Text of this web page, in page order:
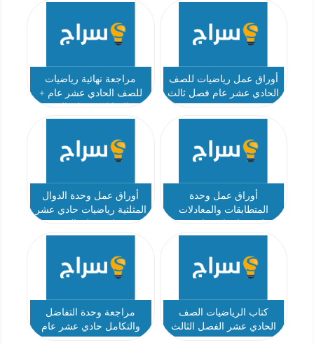
أوراق عمل رياضيات للصف
الحادي عشر عام فصل ثالث
مراجعة نهائية رياضيات
للصف الحادي عشر عام +
أوراق عمل وحدة
المتطابقات والمعادلات
عام فصل ثالث
أوراق عمل وحدة الدوال
المثلثية رياضيات حادي عشر
كتاب الرياضيات الصف
الحادي عشر الفصل الثالث
مراجعة وحدة التفاضل
والتكامل حادي عشر عام